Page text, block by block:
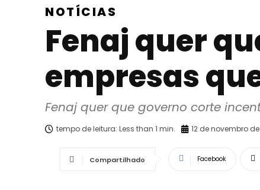
NOTÍCIAS
Fenaj quer
empresas
Fenaj quer que governo corte
tempo de leitura: Less than 1 min. 12 de novembro de
Compartilhado Facebook